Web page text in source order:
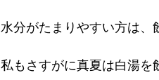
水分がたまりやすい方は、
私もさすがに真夏は白湯を